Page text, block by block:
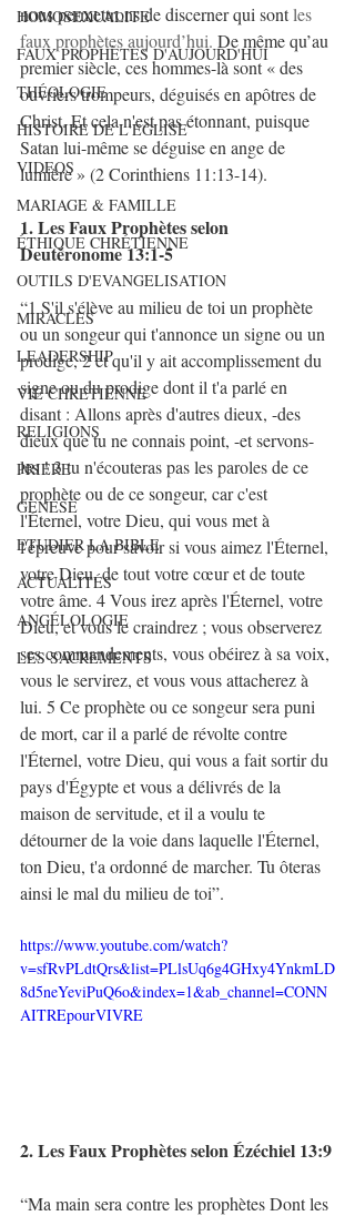
HOMOSEXUALITE
FAUX PROPHÈTES D'AUJOURD'HUI
THÉOLOGIE
HISTOIRE DE L'ÉGLISE
VIDEOS
MARIAGE & FAMILLE
ÉTHIQUE CHRÉTIENNE
OUTILS D'EVANGELISATION
MIRACLES
LEADERSHIP
VIE CHRETIENNE
RELIGIONS
PRIERE
GENESE
ETUDIER LA BIBLE
ACTUALITÉS
ANGÉLOLOGIE
LES SACREMENTS
nous permettrons de discerner qui sont les
faux prophètes aujourd’hui. De même qu’au
premier siècle, ces hommes-là sont « des
ouvriers trompeurs, déguisés en apôtres de
Christ. Et cela n'est pas étonnant, puisque
Satan lui-même se déguise en ange de
lumière » (2 Corinthiens 11:13-14).
1. Les Faux Prophètes selon
Deutéronome 13:1-5
“1 S'il s'élève au milieu de toi un prophète
ou un songeur qui t'annonce un signe ou un
prodige, 2 et qu'il y ait accomplissement du
signe ou du prodige dont il t'a parlé en
disant : Allons après d'autres dieux, -des
dieux que tu ne connais point, -et servons-
les ! 3 tu n'écouteras pas les paroles de ce
prophète ou de ce songeur, car c'est
l'Éternel, votre Dieu, qui vous met à
l'épreuve pour savoir si vous aimez l'Éternel,
votre Dieu, de tout votre cœur et de toute
votre âme. 4 Vous irez après l'Éternel, votre
Dieu, et vous le craindrez ; vous observerez
ses commandements, vous obéirez à sa voix,
vous le servirez, et vous vous attacherez à
lui. 5 Ce prophète ou ce songeur sera puni
de mort, car il a parlé de révolte contre
l'Éternel, votre Dieu, qui vous a fait sortir du
pays d'Égypte et vous a délivrés de la
maison de servitude, et il a voulu te
détourner de la voie dans laquelle l'Éternel,
ton Dieu, t'a ordonné de marcher. Tu ôteras
ainsi le mal du milieu de toi”.
https://www.youtube.com/watch?
v=sfRvPLdtQrs&list=PLlsUq6g4GHxy4YnkmLD
8d5neYeviPuQ6o&index=1&ab_channel=CONN
AITREpourVIVRE
2. Les Faux Prophètes selon Ézéchiel 13:9
“Ma main sera contre les prophètes Dont les